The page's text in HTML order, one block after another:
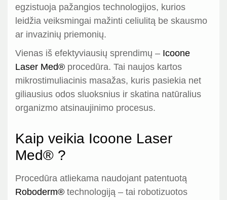
egzistuoja pažangios technologijos, kurios
leidžia veiksmingai mažinti celiulitą be skausmo
ar invazinių priemonių.
Vienas iš efektyviausių sprendimų – Icoone
Laser Med® procedūra. Tai naujos kartos
mikrostimuliacinis masažas, kuris pasiekia net
giliausius odos sluoksnius ir skatina natūralius
organizmo atsinaujinimo procesus.
Kaip veikia Icoone Laser
Med® ?
Procedūra atliekama naudojant patentuotą
Roboderm® technologiją – tai robotizuotos